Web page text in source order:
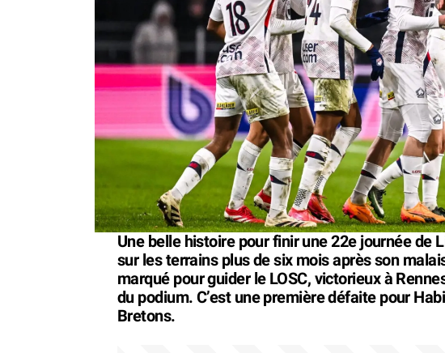
Une belle histoire pour finir une 22e journée de
sur les terrains plus de six mois après son
marqué pour guider le LOSC, victorieux à
du podium. C’est une première défaite pour
Bretons.